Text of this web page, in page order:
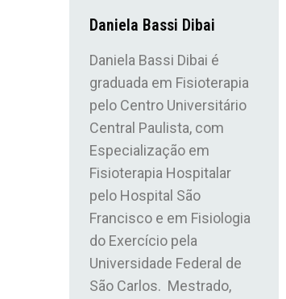
Daniela Bassi Dibai
Daniela Bassi Dibai é
graduada em Fisioterapia
pelo Centro Universitário
Central Paulista, com
Especialização em
Fisioterapia Hospitalar
pelo Hospital São
Francisco e em Fisiologia
do Exercício pela
Universidade Federal de
São Carlos. Mestrado,